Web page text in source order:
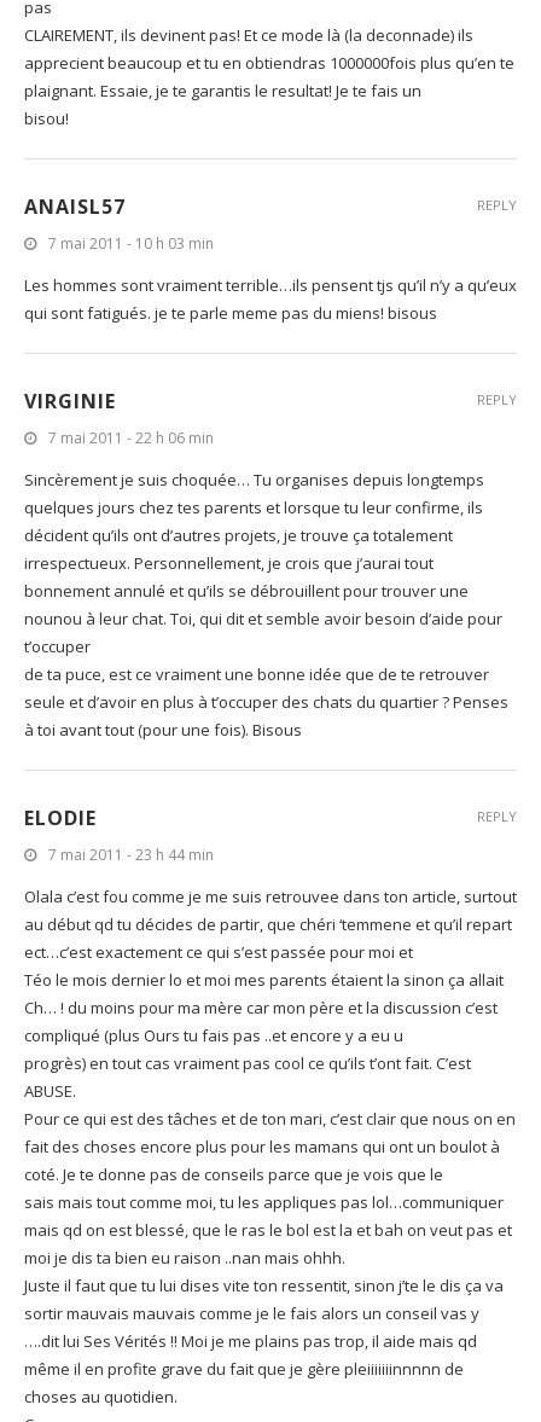
pas
CLAIREMENT, ils devinent pas! Et ce mode là (la deconnade) ils
apprecient beaucoup et tu en obtiendras 1000000fois plus qu’en te
plaignant. Essaie, je te garantis le resultat! Je te fais un
bisou!
ANAISL57
7 mai 2011 - 10 h 03 min
Les hommes sont vraiment terrible…ils pensent tjs qu’il n’y a qu’eux
qui sont fatigués. je te parle meme pas du miens! bisous
REPLY
VIRGINIE
7 mai 2011 - 22 h 06 min
Sincèrement je suis choquée… Tu organises depuis longtemps
quelques jours chez tes parents et lorsque tu leur confirme, ils
décident qu’ils ont d’autres projets, je trouve ça totalement
irrespectueux. Personnellement, je crois que j’aurai tout
bonnement annulé et qu’ils se débrouillent pour trouver une
nounou à leur chat. Toi, qui dit et semble avoir besoin d’aide pour
t’occuper
de ta puce, est ce vraiment une bonne idée que de te retrouver
seule et d’avoir en plus à t’occuper des chats du quartier ? Penses
à toi avant tout (pour une fois). Bisous
REPLY
ELODIE
7 mai 2011 - 23 h 44 min
Olala c’est fou comme je me suis retrouvee dans ton article, surtout
au début qd tu décides de partir, que chéri ‘temmene et qu’il repart
ect…c’est exactement ce qui s’est passée pour moi et
Téo le mois dernier lo et moi mes parents étaient la sinon ça allait
Ch… ! du moins pour ma mère car mon père et la discussion c’est
compliqué (plus Ours tu fais pas ..et encore y a eu u
progrès) en tout cas vraiment pas cool ce qu’ils t’ont fait. C’est
ABUSE.
Pour ce qui est des tâches et de ton mari, c’est clair que nous on en
fait des choses encore plus pour les mamans qui ont un boulot à
coté. Je te donne pas de conseils parce que je vois que le
sais mais tout comme moi, tu les appliques pas lol…communiquer
mais qd on est blessé, que le ras le bol est la et bah on veut pas et
moi je dis ta bien eu raison ..nan mais ohhh.
Juste il faut que tu lui dises vite ton ressentit, sinon j’te le dis ça va
sortir mauvais mauvais comme je le fais alors un conseil vas y
….dit lui Ses Vérités !! Moi je me plains pas trop, il aide mais qd
même il en profite grave du fait que je gère pleiiiiiiinnnnn de
choses au quotidien.
REPLY